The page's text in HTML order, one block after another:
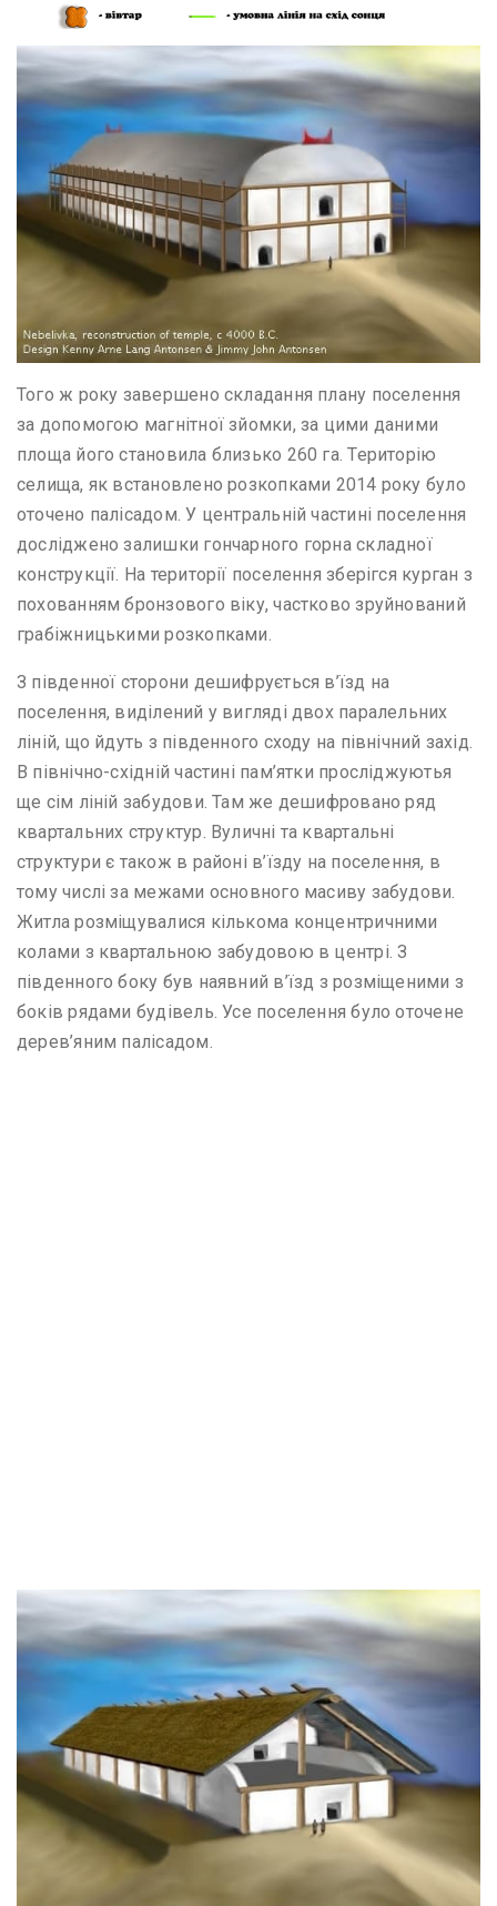
Того ж року завершено складання плану поселення
за допомогою магнітної зйомки, за цими даними
площа його становила близько 260 га. Територію
селища, як встановлено розкопками 2014 року було
оточено палісадом. У центральній частині поселення
досліджено залишки гончарного горна складної
конструкції. На території поселення зберігся курган з
похованням бронзового віку, частково зруйнований
грабіжницькими розкопками.
З південної сторони дешифрується в’їзд на
поселення, виділений у вигляді двох паралельних
ліній, що йдуть з південного сходу на північний захід.
В північно-східній частині пам’ятки просліджуютья
ще сім ліній забудови. Там же дешифровано ряд
квартальних структур. Вуличні та квартальні
структури є також в районі в’їзду на поселення, в
тому числі за межами основного масиву забудови.
Житла розміщувалися кількома концентричними
колами з квартальною забудовою в центрі. З
південного боку був наявний в’їзд з розміщеними з
боків рядами будівель. Усе поселення було оточене
дерев’яним палісадом.